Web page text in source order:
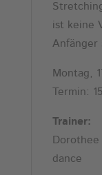
ist keine
Anfänger
Montag,
Termin:
Trainer:
dance